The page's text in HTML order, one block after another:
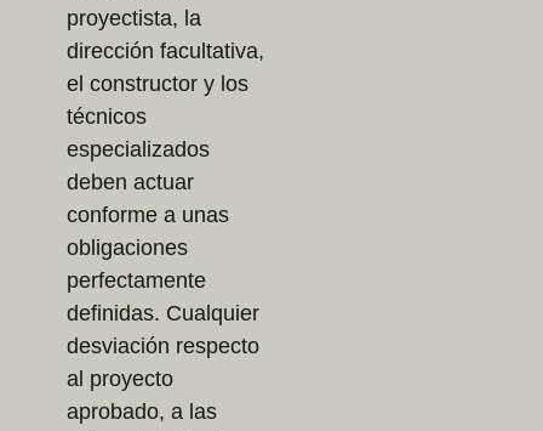
proyectista, la
dirección facultativa,
el constructor y los
técnicos
especializados
deben actuar
conforme a unas
obligaciones
perfectamente
definidas. Cualquier
desviación respecto
al proyecto
aprobado, a las